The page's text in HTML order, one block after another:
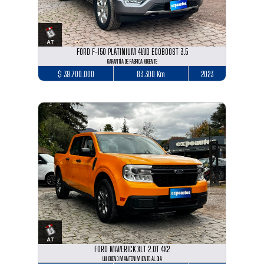
FORD F-150 PLATINIUM 4WD ECOBOOST 3.5
GARANTÍA DE FÁBRICA VIGENTE
$ 39.700.000 83.300 Km 2023
FORD MAVERICK XLT 2.0T 4X2
UN DUEÑO MANTENIMIENTO AL DIA